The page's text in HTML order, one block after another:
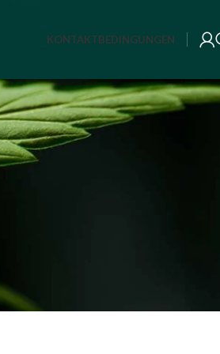
KONTAKTBEDINGUNGEN